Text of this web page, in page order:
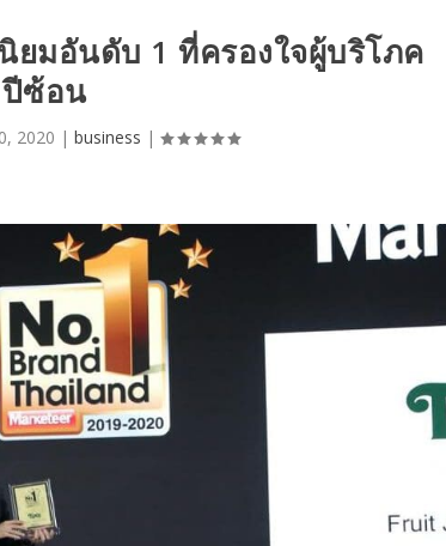
มอันดับ 1 ที่ครองใจผู้บริโภค
ซ้อน
2020 |business |